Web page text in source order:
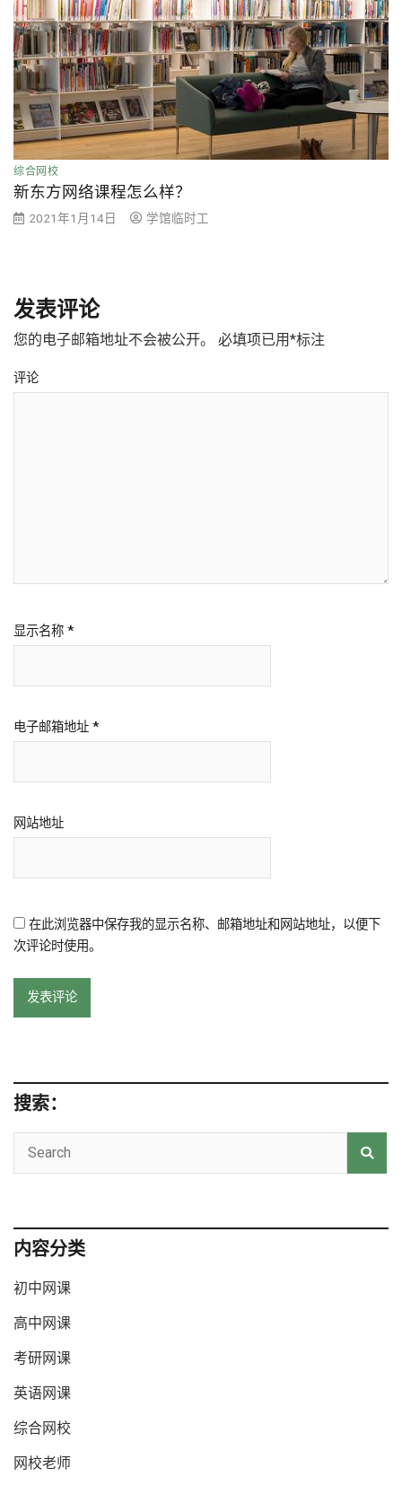
综合网校
新东方网络课程怎么样？
2021年1月14日 学馆临时工
发表评论
您的电子邮箱地址不会被公开。 必填项已用*标注
评论
显示名称 *
电子邮箱地址 *
网站地址
在此浏览器中保存我的显示名称、邮箱地址和网站地址，以便下
次评论时使用。
搜索：
内容分类
初中网课
高中网课
考研网课
英语网课
综合网校
网校老师